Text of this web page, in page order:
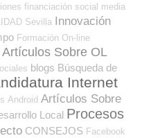
financiación social media
Sevilla Innovación
Formación On-line
Artículos Sobre OL
blogs Búsqueda de
Internet
Android Artículos Sobre
Local Procesos
CONSEJOS Facebook